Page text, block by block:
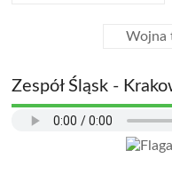
Wojna
Zespół Śląsk -